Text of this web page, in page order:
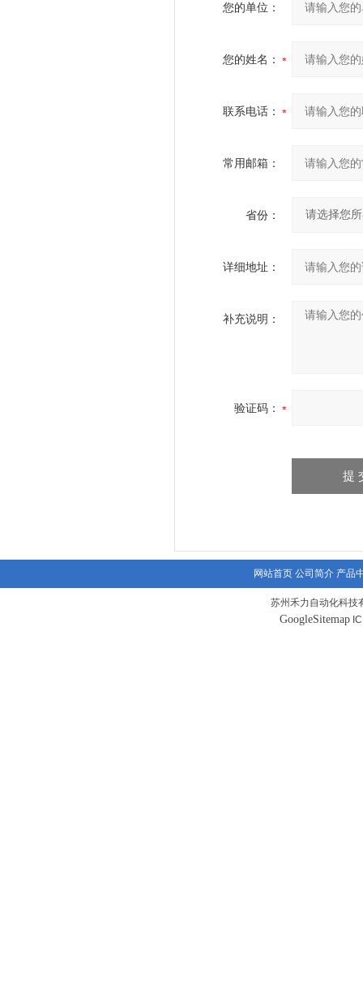
您的单位：
您的姓名：
联系电话：
常用邮箱：
省份：
详细地址：
补充说明：
验证码：
网站首页 公司简介 产品
苏州禾力自动化科技
GoogleSitemap